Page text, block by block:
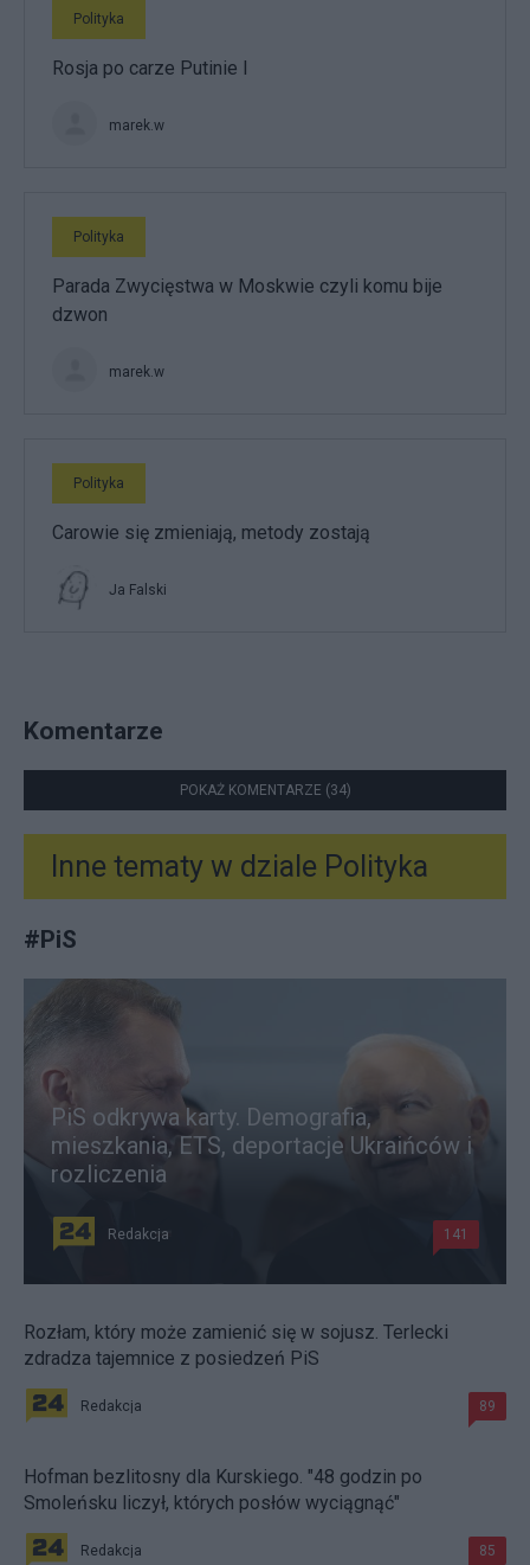
Polityka
Rosja po carze Putinie I
marek.w
Polityka
Parada Zwycięstwa w Moskwie czyli komu bije
dzwon
marek.w
Polityka
Carowie się zmieniają, metody zostają
Ja Falski
Komentarze
POKAŻ KOMENTARZE (34)
Inne tematy w dziale Polityka
#PiS
PiS odkrywa karty. Demografia,
mieszkania, ETS, deportacje Ukraińców i
rozliczenia
Redakcja 141
Rozłam, który może zamienić się w sojusz. Terlecki
zdradza tajemnice z posiedzeń PiS
Redakcja 89
Hofman bezlitosny dla Kurskiego. "48 godzin po
Smoleńsku liczył, których posłów wyciągnąć"
Redakcja 85